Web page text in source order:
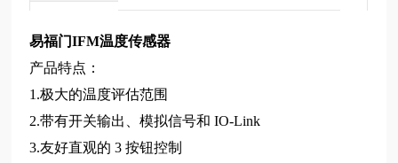
易福门IFM温度传感器
产品特点：
1.极大的温度评估范围
2.带有开关输出、模拟信号和 IO-Link
3.友好直观的 3 按钮控制